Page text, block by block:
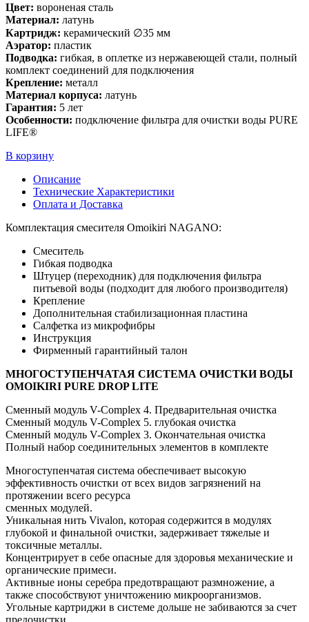
Цвет: вороненая сталь
Материал: латунь
Картридж: керамический ∅35 мм
Аэратор: пластик
Подводка: гибкая, в оплетке из нержавеющей стали, полный
комплект соединений для подключения
Крепление: металл
Материал корпуса: латунь
Гарантия: 5 лет
Особенности: подключение фильтра для очистки воды PURE
LIFE®
В корзину
Описание
Технические Характеристики
Оплата и Доставка
Комплектация смесителя Omoikiri NAGANO:
Смеситель
Гибкая подводка
Штуцер (переходник) для подключения фильтра
питьевой воды (подходит для любого производителя)
Крепление
Дополнительная стабилизационная пластина
Салфетка из микрофибры
Инструкция
Фирменный гарантийный талон
МНОГОСТУПЕНЧАТАЯ СИСТЕМА ОЧИСТКИ ВОДЫ
OMOIKIRI PURE DROP LITE
Сменный модуль V-Complex 4. Предварительная очистка
Сменный модуль V-Complex 5. глубокая очистка
Сменный модуль V-Complex 3. Окончательная очистка
Полный набор соединительных элементов в комплекте
Многоступенчатая система обеспечивает высокую
эффективность очистки от всех видов загрязнений на
протяжении всего ресурса
сменных модулей.
Уникальная нить Vivalon, которая содержится в модулях
глубокой и финальной очистки, задерживает тяжелые и
токсичные металлы.
Концентрирует в себе опасные для здоровья механические и
органические примеси.
Активные ионы серебра предотвращают размножение, а
также способствуют уничтожению микроорганизмов.
Угольные картриджи в системе дольше не забиваются за счет
предочистки.